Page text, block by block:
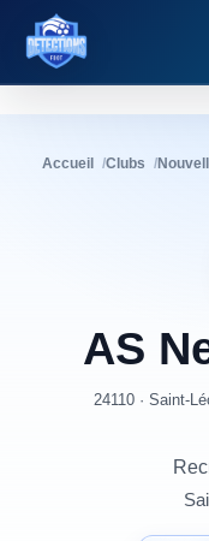
Détections Futsal
Accueil Clubs
AS
24110 · Saint-